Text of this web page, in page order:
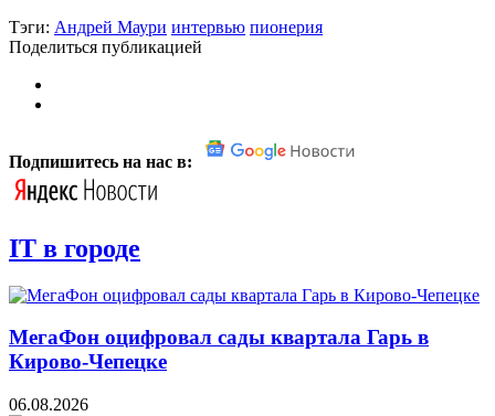
Тэги: Андрей Маури интервью пионерия
Поделиться публикацией
Подпишитесь на нас в:
IT в городе
МегаФон оцифровал сады квартала Гарь в
Кирово-Чепецке
06.08.2026